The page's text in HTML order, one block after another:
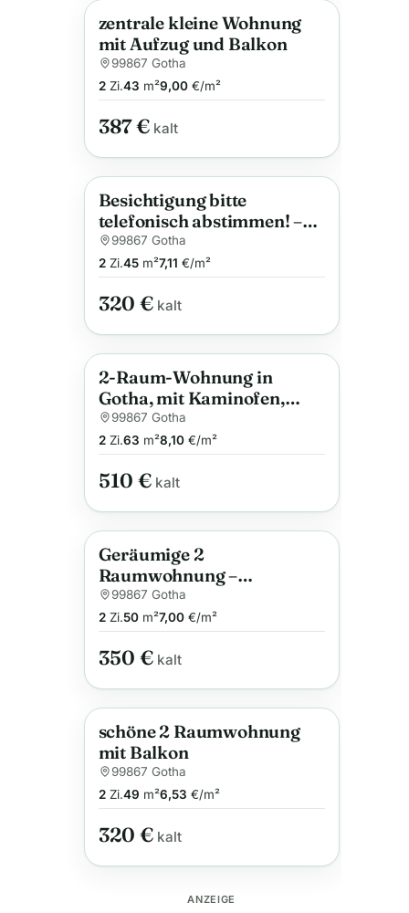
Anzeige
zentrale kleine Wohnung
mit Aufzug und Balkon
99867 Gotha
2Zi.43 m²9,00€/m²
387 €kalt
Anzeige
Besichtigung bitte
telefonisch abstimmen! –
Renovierte 2
Raumwohnung im 1.
Obergeschoss
99867 Gotha
2Zi.45m²7,11 €/m²
320 €kalt
Anzeige
2-Raum-Wohnung in
Gotha, mit Kaminofen,
gemütlich und stadtnah
99867 Gotha
2Zi.63 m²8,10€/m²
510 €kalt
Anzeige
Geräumige 2
Raumwohnung –
Arndtraße
99867 Gotha
2Zi.50m²7,00€/m²
350 €kalt
Anzeige
schöne 2 Raumwohnung
mit Balkon
99867 Gotha
2Zi.49 m²6,53 €/m²
320 €kalt
ANZEIGE